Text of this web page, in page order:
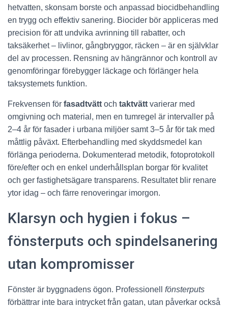
hetvatten, skonsam borste och anpassad biocidbehandling
en trygg och effektiv sanering. Biocider bör appliceras med
precision för att undvika avrinning till rabatter, och
taksäkerhet – livlinor, gångbryggor, räcken – är en självklar
del av processen. Rensning av hängrännor och kontroll av
genomföringar förebygger läckage och förlänger hela
taksystemets funktion.
Frekvensen för fasadtvätt och taktvätt varierar med
omgivning och material, men en tumregel är intervaller på
2–4 år för fasader i urbana miljöer samt 3–5 år för tak med
måttlig påväxt. Efterbehandling med skyddsmedel kan
förlänga perioderna. Dokumenterad metodik, fotoprotokoll
före/efter och en enkel underhållsplan borgar för kvalitet
och ger fastighetsägare transparens. Resultatet blir renare
ytor idag – och färre renoveringar imorgon.
Klarsyn och hygien i fokus –
fönsterputs och spindelsanering
utan kompromisser
Fönster är byggnadens ögon. Professionell fönsterputs
förbättrar inte bara intrycket från gatan, utan påverkar också